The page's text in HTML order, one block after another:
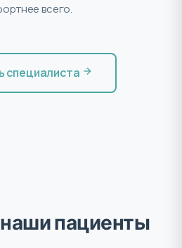
всего.
специалиста
пациенты